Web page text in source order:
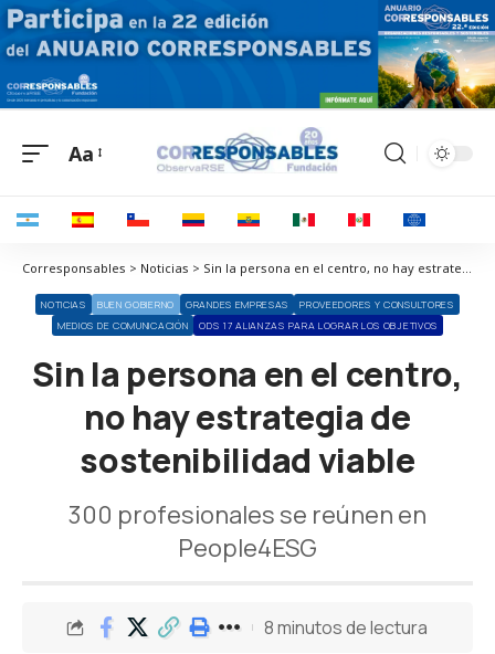
Aa
Corresponsables > Noticias > Sin la persona en el centro, no hay estrategia de sostenibilidad viable
NOTICIAS BUEN GOBIERNO GRANDES EMPRESAS
PROVEEDORES Y CONSULTORES
MEDIOS DE COMUNICACIÓN
ODS 17 ALIANZAS PARA LOGRAR LOS OBJETIVOS
Sin la persona en el centro,
no hay estrategia de
sostenibilidad viable
300 profesionales se reúnen en
People4ESG
8 minutos de lectura